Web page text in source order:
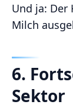
Und ja: Der
Milch
6.
Sektor